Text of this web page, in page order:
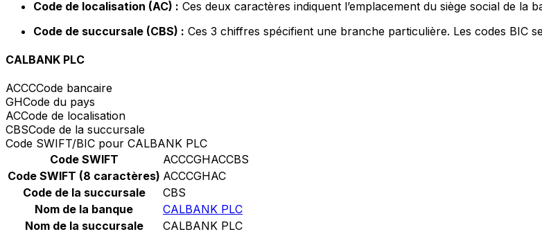
Code de localisation (AC) : Ces deux caractères indiquent l’emplacement du siège social de la
Code de succursale (CBS) : Ces 3 chiffres spécifient une branche particulière. Les codes BIC
CALBANK PLC
ACCCCode bancaire
GHCode du pays
ACCode de localisation
CBSCode de la succursale
Code SWIFT/BIC pour CALBANK PLC
Code SWIFT
ACCCGHACCBS
Code SWIFT (8 caractères) ACCCGHAC
Code de la succursale
CBS
Nom de la banque
CALBANK PLC
Nom de la succursale
CALBANK PLC